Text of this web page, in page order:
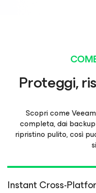
Proteggi,
Scopri come
completa, dai
ripristino pulito, così
Instant Cross-